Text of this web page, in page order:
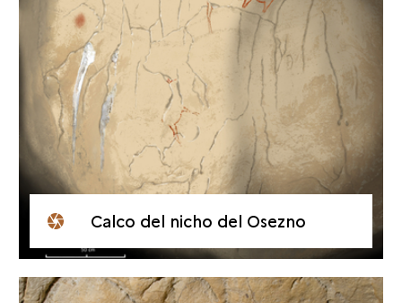
Calco del nicho del Osezno